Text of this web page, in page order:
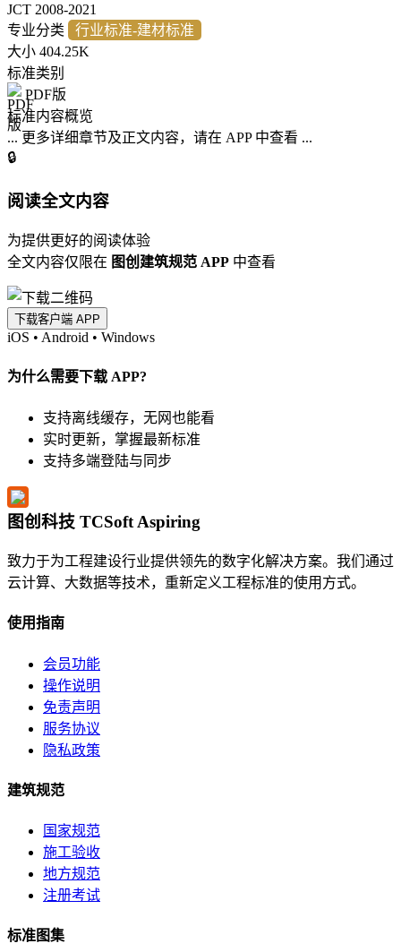
JCT 2008-2021
专业分类
行业标准-建材标准
大小 404.25K
标准类别
PDF版
标准内容概览
... 更多详细章节及正文内容，请在 APP 中查看 ...
🔒
阅读全文内容
为提供更好的阅读体验
全文内容仅限在 图创建筑规范 APP 中查看
下载客户端 APP
iOS • Android • Windows
为什么需要下载 APP?
支持离线缓存，无网也能看
实时更新，掌握最新标准
支持多端登陆与同步
图创科技 TCSoft Aspiring
致力于为工程建设行业提供领先的数字化解决方案。我们通过
云计算、大数据等技术，重新定义工程标准的使用方式。
使用指南
会员功能
操作说明
免责声明
服务协议
隐私政策
建筑规范
国家规范
施工验收
地方规范
注册考试
标准图集